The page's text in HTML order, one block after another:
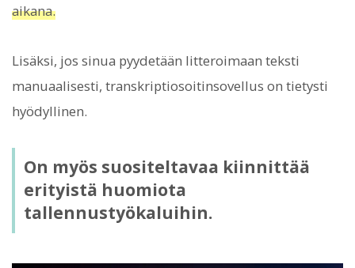
aikana.
Lisäksi, jos sinua pyydetään litteroimaan teksti
manuaalisesti, transkriptiosoitinsovellus on tietysti
hyödyllinen.
On myös suositeltavaa kiinnittää
erityistä huomiota
tallennustyökaluihin.